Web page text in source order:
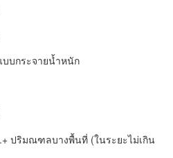
บบกระจายน้ำหนัก
ปริมณฑลบางพื้นที่ (ในระยะไม่เกิน